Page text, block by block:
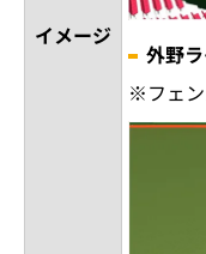
イメージ
外野
※フェ